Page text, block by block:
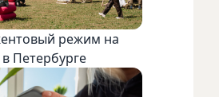
режим на
Петербурге